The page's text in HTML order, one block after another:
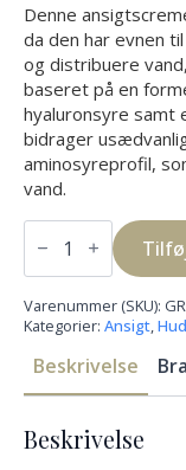
Denne
da den har evnen
og distribuere
baseret på en
hyaluronsyre samt
bidrager
aminosyreprofil,
vand.
Hydra
Calm
Ansigtscreme
(50
ml)
-
ansigtscreme
med
hyaluronsyre
antal
Varenummer (SKU):
Kategorier: Ansigt,
Beskrivelse
Beskrivelse